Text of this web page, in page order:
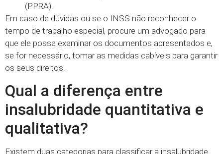
(PPRA).
Em caso de dúvidas ou se o INSS não reconhecer o
tempo de trabalho especial, procure um advogado para
que ele possa examinar os documentos apresentados e,
se for necessário, tomar as medidas cabíveis para garantir
os seus direitos.
Qual a diferença entre
insalubridade quantitativa e
qualitativa?
Existem duas categorias para classificar a insalubridade